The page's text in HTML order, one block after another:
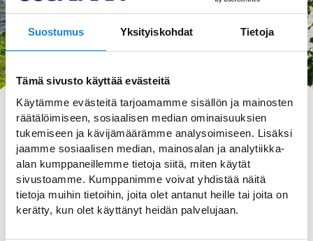
Suostumus Yksityiskohdat Tietoja
Tämä sivusto käyttää evästeitä
Käytämme evästeitä tarjoamamme sisällön ja mainosten
räätälöimiseen, sosiaalisen median ominaisuuksien
tukemiseen ja kävijämäärämme analysoimiseen. Lisäksi
jaamme sosiaalisen median, mainosalan ja analytiikka-
alan kumppaneillemme tietoja siitä, miten käytät
sivustoamme. Kumppanimme voivat yhdistää näitä
tietoja muihin tietoihin, joita olet antanut heille tai joita on
kerätty, kun olet käyttänyt heidän palvelujaan.
HAKU